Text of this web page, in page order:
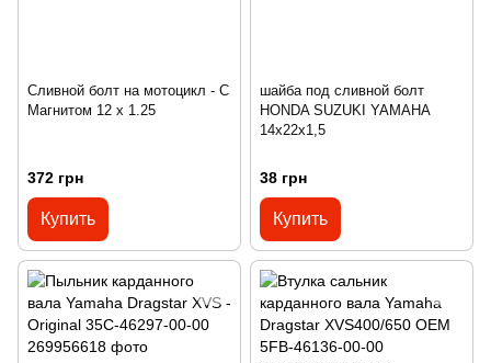
Сливной болт на мотоцикл - С
Магнитом 12 х 1.25
372 грн
Купить
шайба под сливной болт
HONDA SUZUKI YAMAHA
14x22x1,5
38 грн
Купить